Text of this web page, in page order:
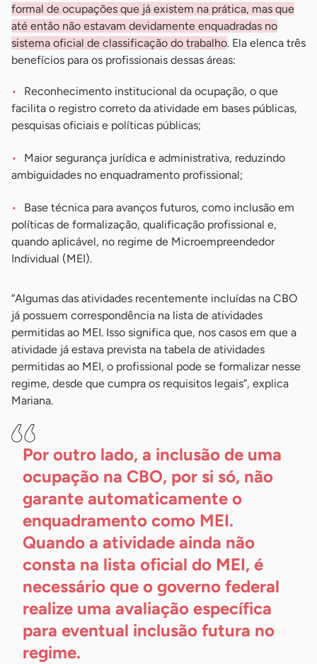
formal de ocupações que já existem na prática, mas que
até então não estavam devidamente enquadradas no
sistema oficial de classificação do trabalho. Ela elenca três
benefícios para os profissionais dessas áreas:
Reconhecimento institucional da ocupação, o que
facilita o registro correto da atividade em bases públicas,
pesquisas oficiais e políticas públicas;
Maior segurança jurídica e administrativa, reduzindo
ambiguidades no enquadramento profissional;
Base técnica para avanços futuros, como inclusão em
políticas de formalização, qualificação profissional e,
quando aplicável, no regime de Microempreendedor
Individual (MEI).
“Algumas das atividades recentemente incluídas na CBO
já possuem correspondência na lista de atividades
permitidas ao MEI. Isso significa que, nos casos em que a
atividade já estava prevista na tabela de atividades
permitidas ao MEI, o profissional pode se formalizar nesse
regime, desde que cumpra os requisitos legais”, explica
Mariana.
Por outro lado, a inclusão de uma
ocupação na CBO, por si só, não
garante automaticamente o
enquadramento como MEI.
Quando a atividade ainda não
consta na lista oficial do MEI, é
necessário que o governo federal
realize uma avaliação específica
para eventual inclusão futura no
regime.